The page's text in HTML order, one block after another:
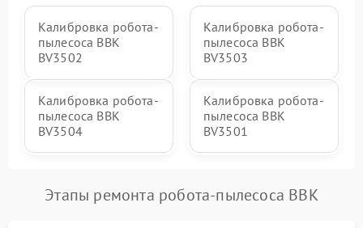
Калибровка робота-
пылесоса BBK
BV3502
Калибровка робота-
пылесоса BBK
BV3503
Калибровка робота-
пылесоса BBK
BV3504
Калибровка робота-
пылесоса BBK
BV3501
Этапы ремонта робота-пылесоса BBK